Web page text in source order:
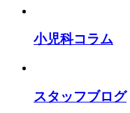
小児科コラム
スタッフブログ